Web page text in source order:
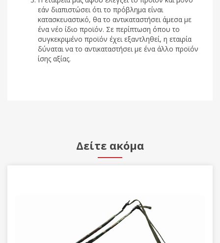
εάν διαπιστώσει ότι το πρόβλημα είναι
κατασκευαστικό, θα το αντικαταστήσει άμεσα με
ένα νέο ίδιο προϊόν. Σε περίπτωση όπου το
συγκεκριμένο προϊόν έχει εξαντληθεί, η εταιρία
δύναται να το αντικαταστήσει με ένα άλλο προϊόν
ίσης αξίας.
Δείτε ακόμα